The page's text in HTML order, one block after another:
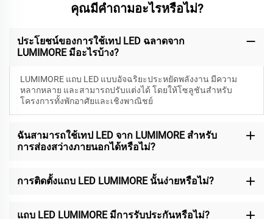
คุณมีคำถามอะไรหรือไม่?
ประโยชน์ของการใช้เทป LED ฉลาดจาก
LUMIMORE มีอะไรบ้าง?
LUMIMORE แถบ LED แบบอัจฉริยะประหยัดพลังงาน มีความ
หลากหลาย และสามารถปรับแต่งได้ โดยให้โซลูชันสำหรับ
โครงการทั้งพักอาศัยและเชิงพาณิชย์
ฉันสามารถใช้เทป LED จาก LUMIMORE สำหรับ
การส่องสว่างภายนอกได้หรือไม่?
การติดตั้งแถบ LED LUMIMORE นั้นง่ายหรือไม่?
แถบ LED LUMIMORE มีการรับประกันหรือไม่?